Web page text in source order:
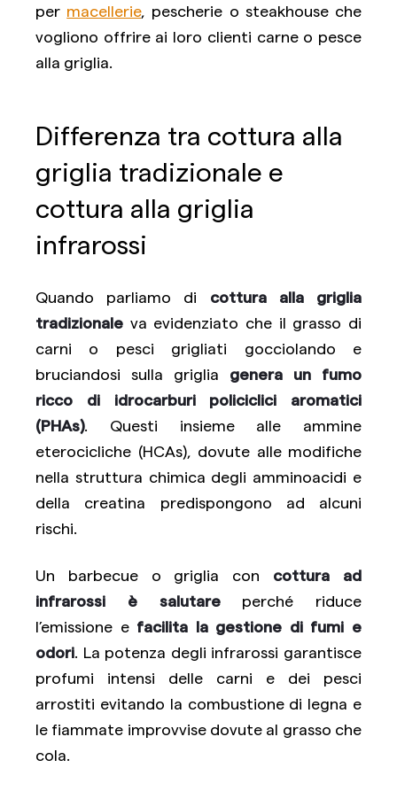
per macellerie, pescherie o steakhouse che
vogliono offrire ai loro clienti carne o pesce
alla griglia.
Differenza tra cottura alla
griglia tradizionale e
cottura alla griglia
infrarossi
Quando parliamo di cottura alla griglia
tradizionale va evidenziato che il grasso di
carni o pesci grigliati gocciolando e
bruciandosi sulla griglia genera un fumo
ricco di idrocarburi policiclici aromatici
(PHAs). Questi insieme alle ammine
eterocicliche (HCAs), dovute alle modifiche
nella struttura chimica degli amminoacidi e
della creatina predispongono ad alcuni
rischi.
Un barbecue o griglia con cottura ad
infrarossi è salutareperché riduce
l’emissione e facilita la gestione di fumi e
odori . La potenza degli infrarossi garantisce
profumi intensi delle carni e dei pesci
arrostiti evitando la combustione di legna e
le fiammate improvvise dovute al grasso che
cola.